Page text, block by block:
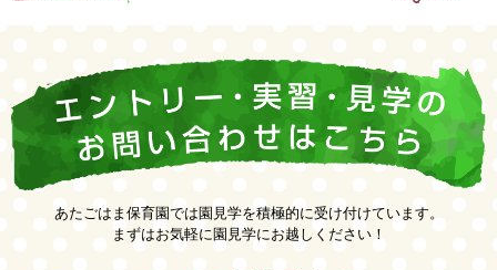
あたごはま保育園では園見学を積極的に受け付けています。
まずはお気軽に園見学にお越しください！